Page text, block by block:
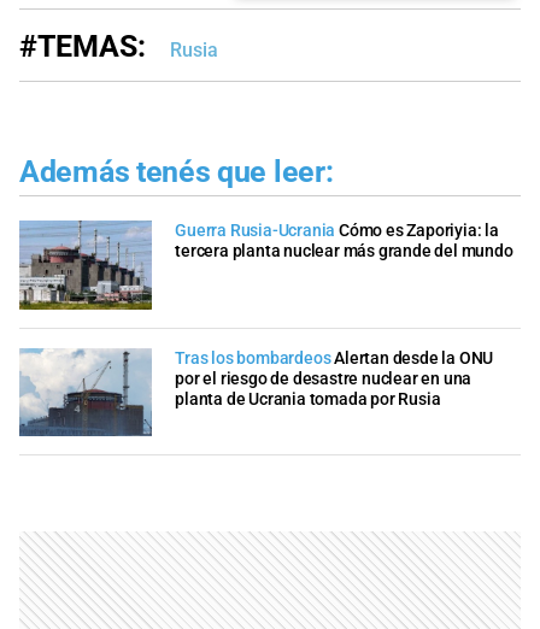
#TEMAS: Rusia
Además tenés que leer:
Guerra Rusia-Ucrania Cómo es Zaporiyia: la
tercera planta nuclear más grande del mundo
Tras los bombardeosAlertan desde la ONU
por el riesgo de desastre nuclear en una
planta de Ucrania tomada por Rusia